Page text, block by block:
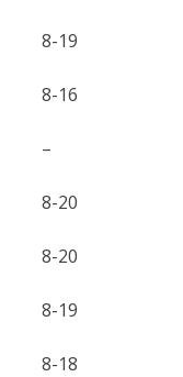
8-19
8-16
–
8-20
8-20
8-19
8-18